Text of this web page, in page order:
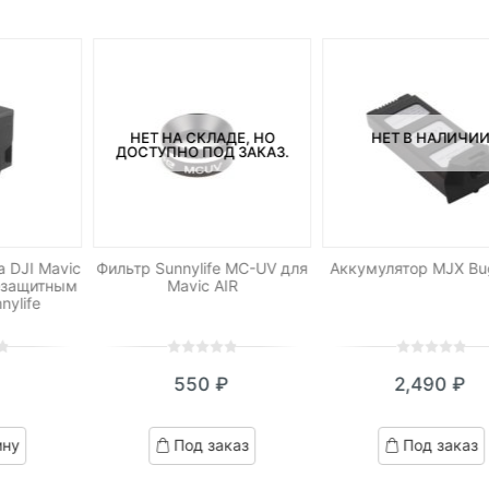
DJI Mavic
НЕТ НА СКЛАДЕ, НО
ДОСТУПНО ПОД ЗАКАЗ.
Фильтр Sunnylife MC-UV для
Mavic AIR
out
based
on
customer
550₽
Под заказ
НЕТ В
Аккумулятор MJX
out
based
on
customer
2,490₽
Под заказ